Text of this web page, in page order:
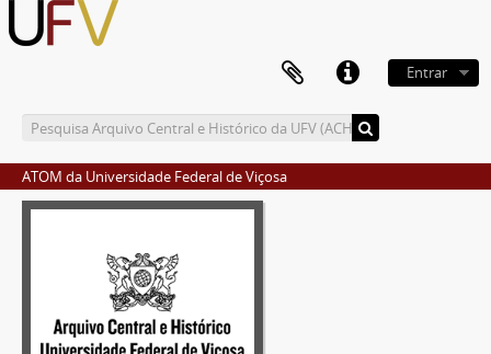
Entrar
ATOM da Universidade Federal de Viçosa